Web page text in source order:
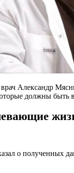
Александр
должны быть
о полученных